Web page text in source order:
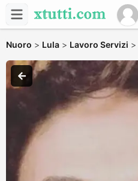
Nuoro > Lula > Lavoro Servizi >